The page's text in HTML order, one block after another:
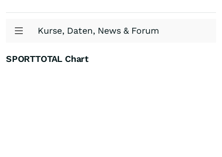
Kurse, Daten, News & Forum
SPORTTOTAL Chart